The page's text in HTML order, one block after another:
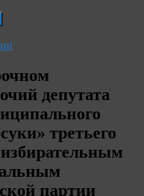
депутата
третьего
партии